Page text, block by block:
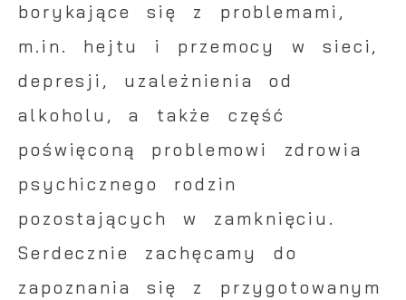
borykające się z problemami,
m.in. hejtu i przemocy w sieci,
depresji, uzależnienia od
alkoholu, a także część
poświęconą problemowi zdrowia
psychicznego rodzin
pozostających w zamknięciu.
Serdecznie zachęcamy do
zapoznania się z przygotowanym